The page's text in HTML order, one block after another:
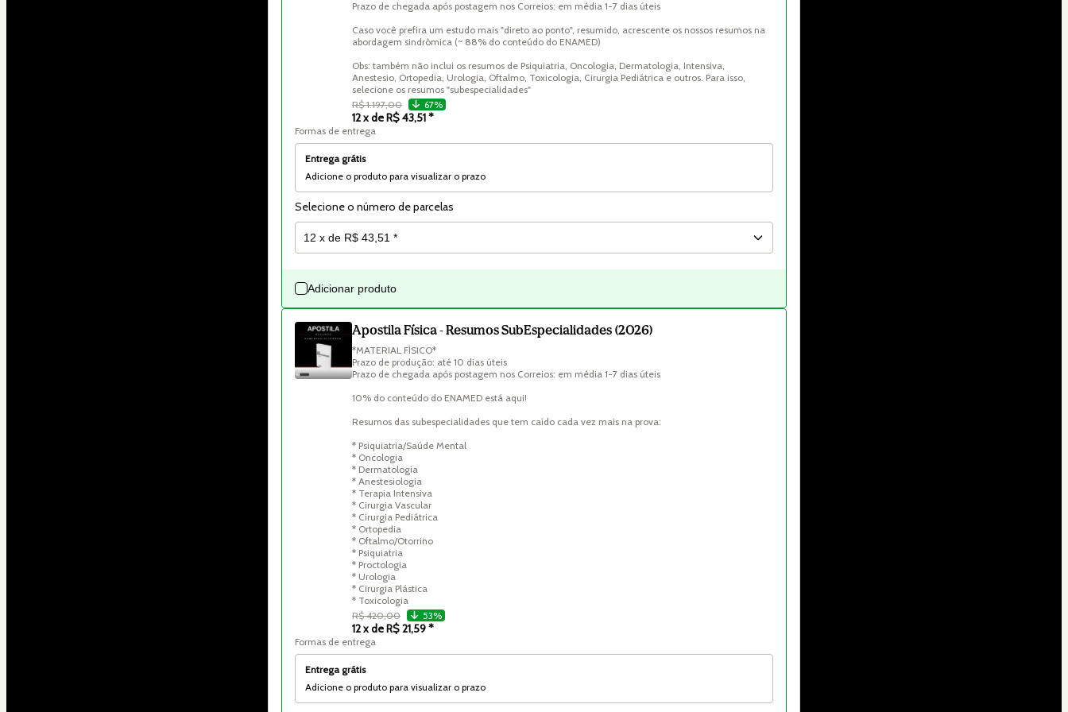
Prazo de chegada após postagem nos Correios: em média 1-7 dias úteis
Caso você prefira um estudo mais "direto ao ponto", resumido, acrescente os nossos resumos na
abordagem sindrômica (~ 88% do conteúdo do ENAMED)
Obs: também não inclui os resumos de Psiquiatria, Oncologia, Dermatologia, Intensiva,
Anestesio, Ortopedia, Urologia, Oftalmo, Toxicologia, Cirurgia Pediátrica e outros. Para isso,
selecione os resumos "subespecialidades"
R$ 1.197,00
67%
12 x de R$ 43,51 *
Formas de entrega
Entrega grátis
Adicione o produto para visualizar o prazo
Selecione o número de parcelas
Adicionar produto
Apostila Física - Resumos SubEspecialidades (2026)
*MATERIAL FÍSICO*
Prazo de produção: até 10 dias úteis
Prazo de chegada após postagem nos Correios: em média 1-7 dias úteis
10% do conteúdo do ENAMED está aqui!
Resumos das subespecialidades que tem caído cada vez mais na prova:
* Psiquiatria/Saúde Mental
* Oncologia
* Dermatologia
* Anestesiologia
* Terapia Intensiva
* Cirurgia Vascular
* Cirurgia Pediátrica
* Ortopedia
* Oftalmo/Otorrino
* Psiquiatria
* Proctologia
* Urologia
* Cirurgia Plástica
* Toxicologia
R$ 420,00
53%
12 x de R$ 21,59 *
Formas de entrega
Entrega grátis
Adicione o produto para visualizar o prazo